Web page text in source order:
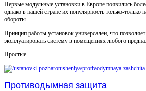
Первые модульные установки в Европе появились
однако в нашей стране их популярность только-только
обороты.
Принцип работы установок универсален, что
эксплуатировать систему в помещениях любого
Простые ...
Противодымная защита